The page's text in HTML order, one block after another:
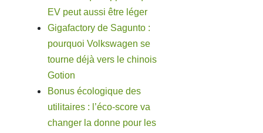
EV peut aussi être léger
Gigafactory de Sagunto :
pourquoi Volkswagen se
tourne déjà vers le chinois
Gotion
Bonus écologique des
utilitaires : l’éco-score va
changer la donne pour les